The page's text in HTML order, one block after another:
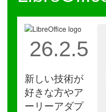
26.2.5
新しい技術が
好きな方やア
ーリーアダプ